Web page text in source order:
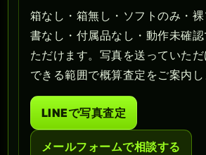
箱なし・箱無し・ソフトのみ・
書なし・付属品なし・動作未確
ただけます。写真を送っていた
できる範囲で概算査定をご案内し
LINEで写真査定
メールフォームで相談する